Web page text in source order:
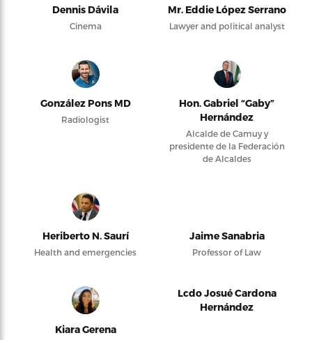
Dennis Dávila
Cinema
Mr. Eddie López Serrano
Lawyer and political analyst
González Pons MD
Radiologist
Hon. Gabriel “Gaby”
Hernández
Alcalde de Camuy y
presidente de la Federación
de Alcaldes
Heriberto N. Saurí
Health and emergencies
Jaime Sanabria
Professor of Law
Kiara Gerena
Lcdo Josué Cardona
Hernández